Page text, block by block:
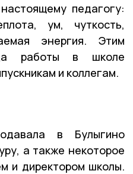
педагогу:
ум, чуткость,
энергия. Этим
работы в школе
и коллегам.
в Булыгино
а также некоторое
и директором школы.